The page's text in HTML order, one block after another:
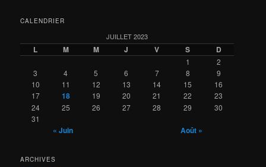
CALENDRIER
JUILLET 2023
L M M J V S D
1
2
3
4 5 6 7 8
9
10
11 12 13 14 15
16
17
18 19 20 21 22
23
24
25 26 27 28 29
30
31
« Juin Août »
ARCHIVES